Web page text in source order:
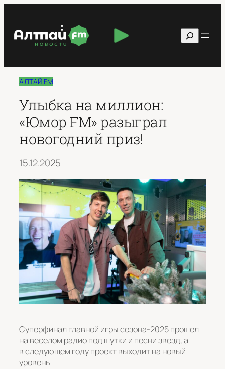
содержимому
Поиск
АЛТАЙ FM
Улыбка на миллион:
«Юмор FM» разыграл
новогодний приз!
15.12.2025
Суперфинал главной игры сезона-2025 прошел
на веселом радио под шутки и песни звезд, а
в следующем году проект выходит на новый
уровень